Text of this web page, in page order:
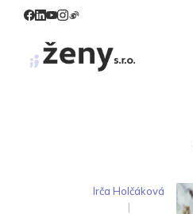
Irča Holčáková
|